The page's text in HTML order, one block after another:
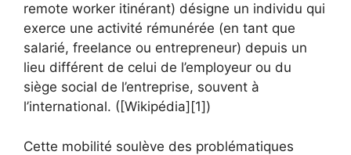
remote worker itinérant) désigne un individu qui
exerce une activité rémunérée (en tant que
salarié, freelance ou entrepreneur) depuis un
lieu différent de celui de l’employeur ou du
siège social de l’entreprise, souvent à
l’international. ([Wikipédia][1])
Cette mobilité soulève des problématiques